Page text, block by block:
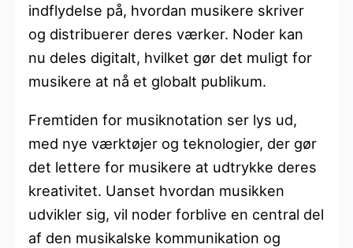
indflydelse på, hvordan musikere skriver
og distribuerer deres værker. Noder kan
nu deles digitalt, hvilket gør det muligt for
musikere at nå et globalt publikum.
Fremtiden for musiknotation ser lys ud,
med nye værktøjer og teknologier, der gør
det lettere for musikere at udtrykke deres
kreativitet. Uanset hvordan musikken
udvikler sig, vil noder forblive en central del
af den musikalske kommunikation og